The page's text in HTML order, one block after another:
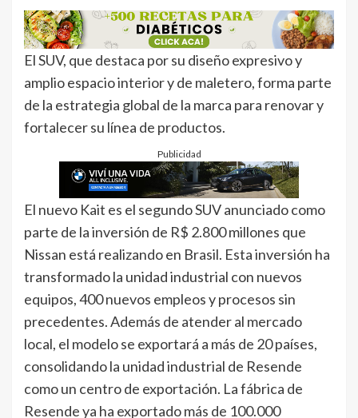
El SUV, que destaca por su diseño expresivo y
amplio espacio interior y de maletero, forma parte
de la estrategia global de la marca para renovar y
fortalecer su línea de productos.
Publicidad
El nuevo Kait es el segundo SUV anunciado como
parte de la inversión de R$ 2.800 millones que
Nissan está realizando en Brasil. Esta inversión ha
transformado la unidad industrial con nuevos
equipos, 400 nuevos empleos y procesos sin
precedentes. Además de atender al mercado
local, el modelo se exportará a más de 20 países,
consolidando la unidad industrial de Resende
como un centro de exportación. La fábrica de
Resende ya ha exportado más de 100.000